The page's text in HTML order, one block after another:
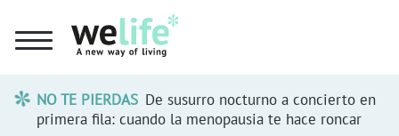
NO TE PIERDAS De susurro nocturno a concierto en
primera fila: cuando la menopausia te hace roncar